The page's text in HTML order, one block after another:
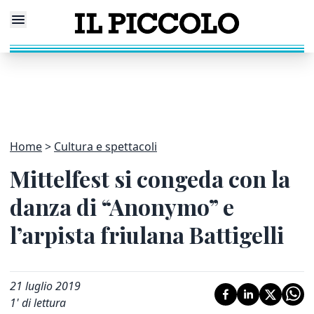
Home Cultura e spettacoli
Mittelfest si congeda con la
danza di “Anonymo” e
l’arpista friulana Battigelli
21 luglio 2019
1' di lettura